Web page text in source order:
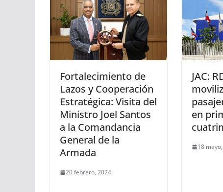
Fortalecimiento de
Lazos y Cooperación
Estratégica: Visita del
Ministro Joel Santos
a la Comandancia
General de la
Armada
20 febrero, 2024
JAC:
en
18